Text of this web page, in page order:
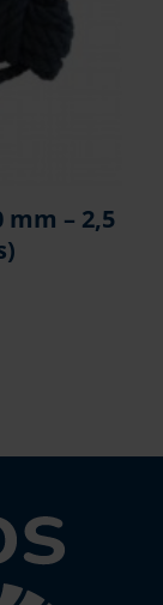
– 2,5